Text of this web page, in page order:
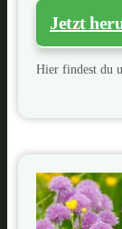
Jetzt
Hier findest du